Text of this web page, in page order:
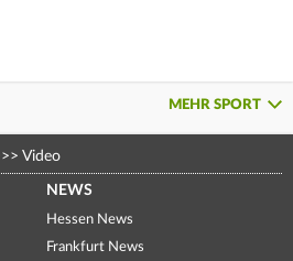
MEHR SPORT
Video
NEWS
Hessen News
Frankfurt News